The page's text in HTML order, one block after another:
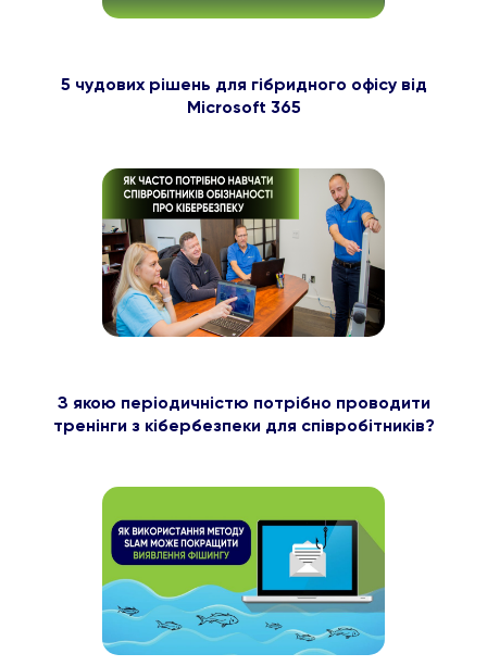
5 чудових рішень для гібридного офісу від
Microsoft 365
З якою періодичністю потрібно проводити
тренінги з кібербезпеки для співробітників?